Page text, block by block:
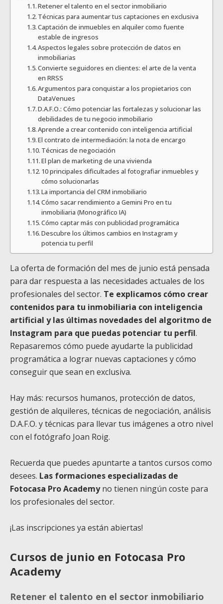
Retener el talento en el sector inmobiliario
Técnicas para aumentar tus captaciones en exclusiva
Captación de inmuebles en alquiler como fuente
estable de ingresos
Aspectos legales sobre protección de datos en
inmobiliarias
Convierte seguidores en clientes: el arte de la venta
en RRSS
Argumentos para conquistar a los propietarios con
DataVenues
D.A.F.O.: Cómo potenciar las fortalezas y solucionar las
debilidades de tu negocio inmobiliario
Aprende a crear contenido con inteligencia artificial
El contrato de intermediación: la nota de encargo
Técnicas de negociación
El plan de marketing de una vivienda
10 principales dificultades al fotografiar inmuebles y
cómo solucionarlas
La importancia del CRM inmobiliario
Cómo sacar rendimiento a Gemini Pro en tu
inmobiliaria (Monográfico IA)
Cómo captar más con publicidad programática
Descubre los últimos cambios en Instagram y
potencia tu perfil
La oferta de formación del mes de junio está pensada
para dar respuesta a las necesidades actuales de los
profesionales del sector. Te explicamos cómo crear
contenidos para tu inmobiliaria con inteligencia
artificial y las últimas novedades del algoritmo de
Instagram para que puedas potenciar tu perfil.
Repasaremos cómo puede ayudarte la publicidad
programática a lograr nuevas captaciones y cómo
conseguir que sean en exclusiva.
Hay más: recursos humanos, protección de datos,
gestión de alquileres, técnicas de negociación, análisis
D.A.F.O. y técnicas para llevar tus imágenes a otro nivel
con el fotógrafo Joan Roig.
Recuerda que puedes apuntarte a tantos cursos como
desees. Las formaciones especializadas de
Fotocasa Pro Academyno tienen ningún coste para
los profesionales del sector.
¡Las inscripciones ya están abiertas!
Cursos de junio en Fotocasa Pro
Academy
Retener el talento en el sector inmobiliario